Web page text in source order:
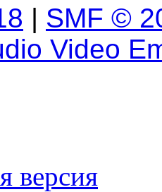
| SMF ©
Video
версия